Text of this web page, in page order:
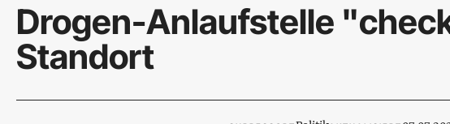
Drogen-Anlaufstelle
Standort